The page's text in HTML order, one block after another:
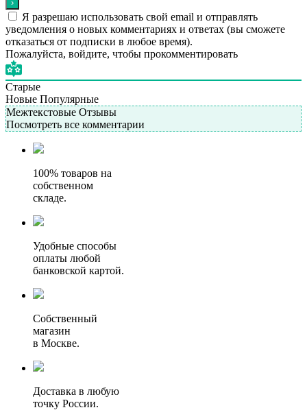
Я разрешаю использовать свой email и отправлять
уведомления о новых комментариях и ответах (вы cможете
отказаться от подписки в любое время).
Пожалуйста, войдите, чтобы прокомментировать
Старые
Новые Популярные
Межтекстовые Отзывы
Посмотреть все комментарии
100% товаров на
собственном
складе.
Удобные способы
оплаты любой
банковской картой.
Собственный
магазин
в Москве.
Доставка в любую
точку России.